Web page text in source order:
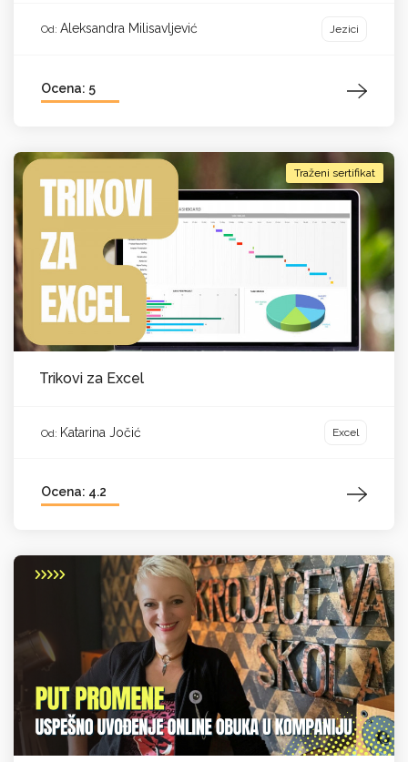
Od: Aleksandra Milisavljević Jezici
Ocena: 5
Traženi sertifikat
Trikovi za Excel
Od: Katarina Jočić Excel
Ocena: 4.2